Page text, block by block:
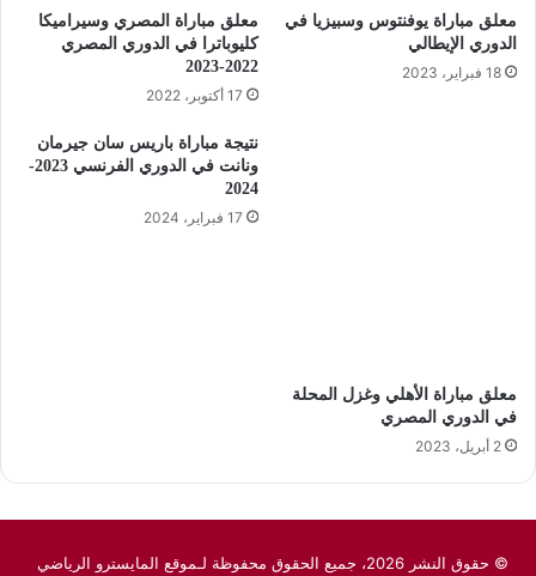
معلق مباراة يوفنتوس وسبيزيا في
الدوري الإيطالي
18 فبراير، 2023
معلق مباراة المصري وسيراميكا
كليوباترا في الدوري المصري
2022-2023
17 أكتوبر، 2022
معلق مباراة الأهلي وغزل المحلة
في الدوري المصري
2 أبريل، 2023
نتيجة مباراة باريس سان جيرمان
ونانت في الدوري الفرنسي 2023-
2024
17 فبراير، 2024
© حقوق النشر 2026، جميع الحقوق محفوظة لـموقع المايسترو الرياضي